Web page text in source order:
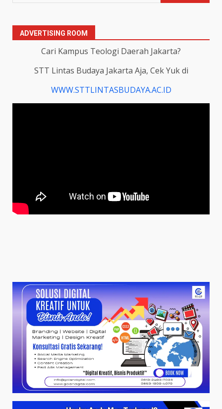
ADVERTISING ROOM
Cari Kampus Teologi Daerah Jakarta?
STT Lintas Budaya Jakarta Aja, Cek Yuk di
WWW.STTLINTASBUDAYA.AC.ID